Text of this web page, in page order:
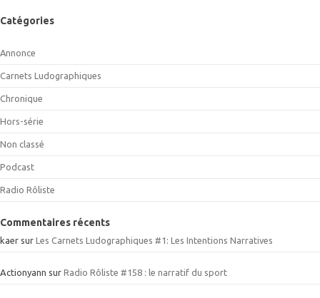
Catégories
Annonce
Carnets Ludographiques
Chronique
Hors-série
Non classé
Podcast
Radio Rôliste
Commentaires récents
kaer sur Les Carnets Ludographiques #1: Les Intentions Narratives
Actionyann sur Radio Rôliste #158 : le narratif du sport